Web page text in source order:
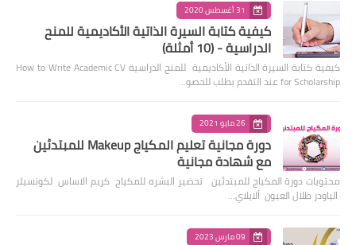
31 أغسطس 2020
كيفية كتابة السيرة الذاتية الأكاديمية للمنح
الدراسية - (10 أمثلة)
كيفية كتابة السيرة الذاتية الأكاديمية للمنح الدراسية How to Write Academic CV
for Scholarship عند التقدم بطلب للحصو…
26 مايو 2021
دورة مجانية تعليم المكياج Makeup للمبتدئين
مع شهادة مجانية
محتويات دورة المكياج للمبتدئين تحضير البشره للمكياج كريم الاساس لكونسيلر
الباودر ظلال العيون ألايلاي…
09 مارس 2023